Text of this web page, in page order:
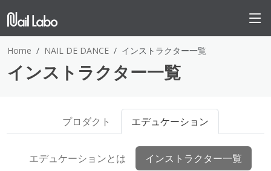
Home NAIL DE DANCE インストラクター一覧
インストラクター一覧
プロダクト エデュケーション
エデュケーションとは インストラクター一覧